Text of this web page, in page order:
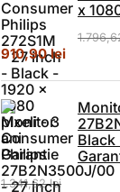
x
Prețul inițial a
910,90leiPrețul
1.341,62lei